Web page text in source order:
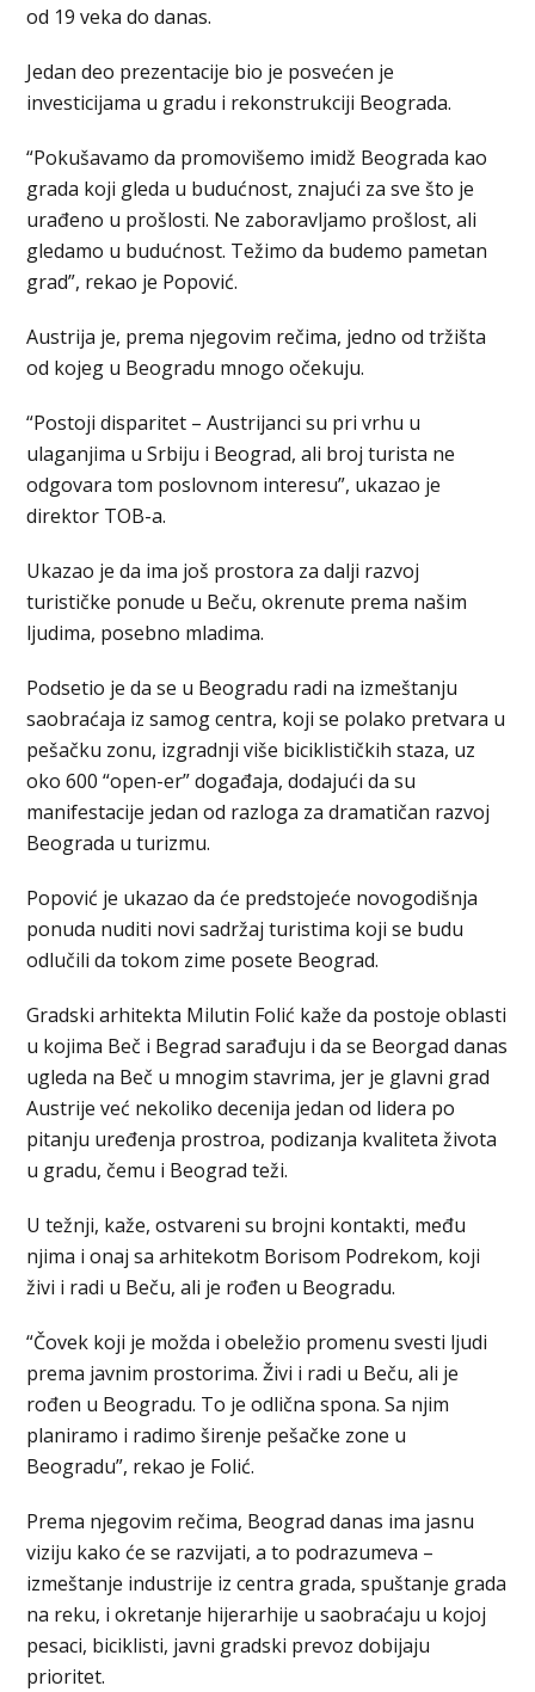
od 19 veka do danas.
Jedan deo prezentacije bio je posvećen je
investicijama u gradu i rekonstrukciji Beograda.
“Pokušavamo da promovišemo imidž Beograda kao
grada koji gleda u budućnost, znajući za sve što je
urađeno u prošlosti. Ne zaboravljamo prošlost, ali
gledamo u budućnost. Težimo da budemo pametan
grad”, rekao je Popović.
Austrija je, prema njegovim rečima, jedno od tržišta
od kojeg u Beogradu mnogo očekuju.
“Postoji disparitet – Austrijanci su pri vrhu u
ulaganjima u Srbiju i Beograd, ali broj turista ne
odgovara tom poslovnom interesu”, ukazao je
direktor TOB-a.
Ukazao je da ima još prostora za dalji razvoj
turističke ponude u Beču, okrenute prema našim
ljudima, posebno mladima.
Podsetio je da se u Beogradu radi na izmeštanju
saobraćaja iz samog centra, koji se polako pretvara u
pešačku zonu, izgradnji više biciklističkih staza, uz
oko 600 “open-er” događaja, dodajući da su
manifestacije jedan od razloga za dramatičan razvoj
Beograda u turizmu.
Popović je ukazao da će predstojeće novogodišnja
ponuda nuditi novi sadržaj turistima koji se budu
odlučili da tokom zime posete Beograd.
Gradski arhitekta Milutin Folić kaže da postoje oblasti
u kojima Beč i Begrad sarađuju i da se Beorgad danas
ugleda na Beč u mnogim stavrima, jer je glavni grad
Austrije već nekoliko decenija jedan od lidera po
pitanju uređenja prostroa, podizanja kvaliteta života
u gradu, čemu i Beograd teži.
U težnji, kaže, ostvareni su brojni kontakti, među
njima i onaj sa arhitekotm Borisom Podrekom, koji
živi i radi u Beču, ali je rođen u Beogradu.
“Čovek koji je možda i obeležio promenu svesti ljudi
prema javnim prostorima. Živi i radi u Beču, ali je
rođen u Beogradu. To je odlična spona. Sa njim
planiramo i radimo širenje pešačke zone u
Beogradu”, rekao je Folić.
Prema njegovim rečima, Beograd danas ima jasnu
viziju kako će se razvijati, a to podrazumeva –
izmeštanje industrije iz centra grada, spuštanje grada
na reku, i okretanje hijerarhije u saobraćaju u kojoj
pesaci, biciklisti, javni gradski prevoz dobijaju
prioritet.